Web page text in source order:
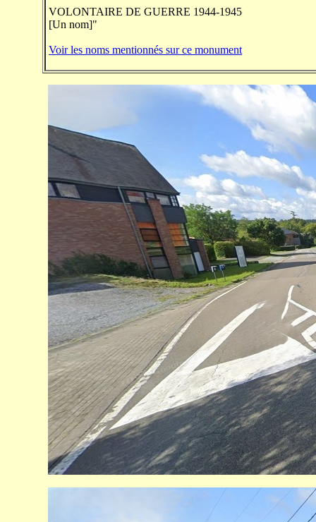
VOLONTAIRE DE GUERRE 1944-1945
[Un nom]"
Voir les noms mentionnés sur ce monument